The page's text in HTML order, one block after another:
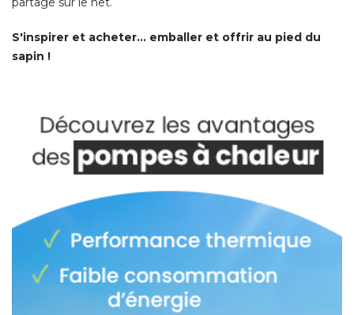
S'inspirer et acheter... emballer et offrir au pied du
sapin !